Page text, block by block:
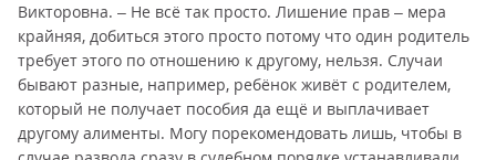
Викторовна. – Не всё так просто. Лишение прав – мера
крайняя, добиться этого просто потому что один родитель
требует этого по отношению к другому, нельзя. Случаи
бывают разные, например, ребёнок живёт с родителем,
который не получает пособия да ещё и выплачивает
другому алименты. Могу порекомендовать лишь, чтобы в